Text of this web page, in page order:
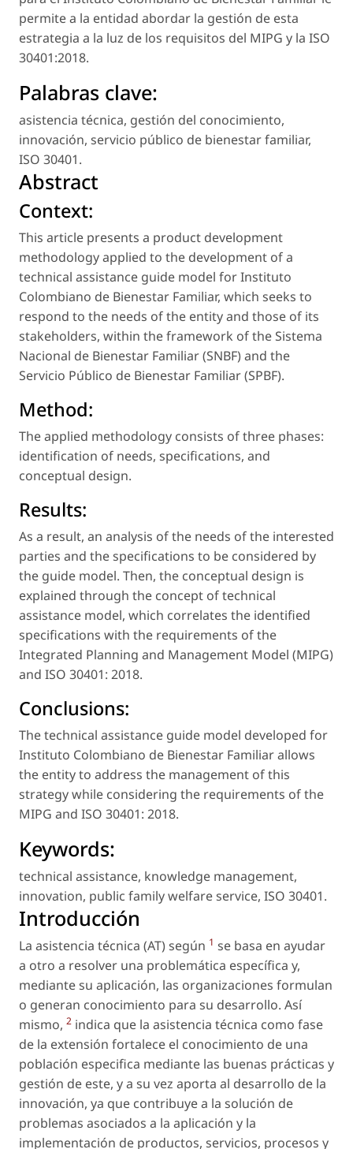
permite a la entidad abordar la gestión de esta
estrategia a la luz de los requisitos del MIPG y la ISO
30401:2018.
Palabras clave:
asistencia técnica, gestión del conocimiento,
innovación, servicio público de bienestar familiar,
ISO 30401.
Abstract
Context:
This article presents a product development
methodology applied to the development of a
technical assistance guide model for Instituto
Colombiano de Bienestar Familiar, which seeks to
respond to the needs of the entity and those of its
stakeholders, within the framework of the Sistema
Nacional de Bienestar Familiar (SNBF) and the
Servicio Público de Bienestar Familiar (SPBF).
Method:
The applied methodology consists of three phases:
identification of needs, specifications, and
conceptual design.
Results:
As a result, an analysis of the needs of the interested
parties and the specifications to be considered by
the guide model. Then, the conceptual design is
explained through the concept oftechnical
assistance model, which correlates the identified
specifications with the requirements of the
Integrated Planning and Management Model (MIPG)
and ISO 30401: 2018.
Conclusions:
The technical assistance guide model developed for
Instituto Colombiano de Bienestar Familiar allows
the entity to address the management of this
strategy while considering the requirements of the
MIPG and ISO 30401: 2018.
Keywords:
technical assistance, knowledge management,
innovation, public family welfare service, ISO 30401.
Introducción
La asistencia técnica (AT) según 1 se basa en ayudar
a otro a resolver una problemática específica y,
mediante su aplicación, las organizaciones formulan
o generan conocimiento para su desarrollo. Así
mismo, 2 indica que la asistencia técnica como fase
de la extensión fortalece el conocimiento de una
población especifica mediante las buenas prácticas y
gestión de este, y a su vez aporta al desarrollo de la
innovación, ya que contribuye a la solución de
problemas asociados a la aplicación y la
implementación de productos, servicios, procesos y